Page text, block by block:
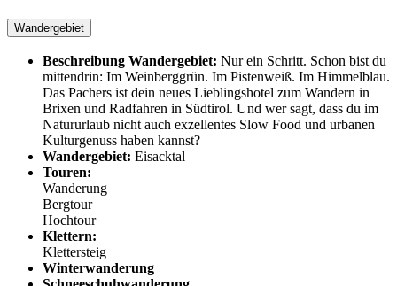
Wandergebiet
Beschreibung Wandergebiet: Nur ein Schritt. Schon bist du
mittendrin: Im Weinberggrün. Im Pistenweiß. Im Himmelblau.
Das Pachers ist dein neues Lieblingshotel zum Wandern in
Brixen und Radfahren in Südtirol. Und wer sagt, dass du im
Natururlaub nicht auch exzellentes Slow Food und urbanen
Kulturgenuss haben kannst?
Wandergebiet: Eisacktal
Touren:
Wanderung
Bergtour
Hochtour
Klettern:
Klettersteig
Winterwanderung